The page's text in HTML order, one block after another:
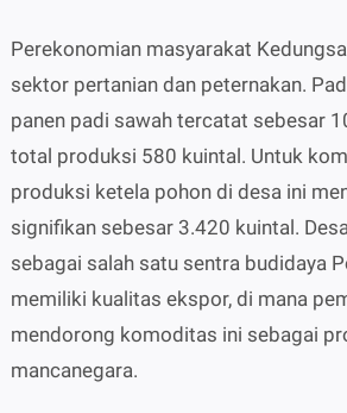
Perekonomian masyarakat
sektor pertanian dan peternakan.
panen padi sawah tercatat sebesar
total produksi 580 kuintal. Untuk
produksi ketela pohon di desa ini
signifikan sebesar 3.420 kuintal.
sebagai salah satu sentra budidaya
memiliki kualitas ekspor, di mana
mendorong komoditas ini sebagai
mancanegara.